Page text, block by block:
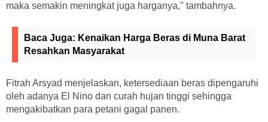
maka semakin meningkat juga harganya," tambahnya.
Baca Juga: Kenaikan Harga Beras di Muna Barat
Resahkan Masyarakat
Fitrah Arsyad menjelaskan, ketersediaan beras dipengaruhi
oleh adanya El Nino dan curah hujan tinggi sehingga
mengakibatkan para petani gagal panen.